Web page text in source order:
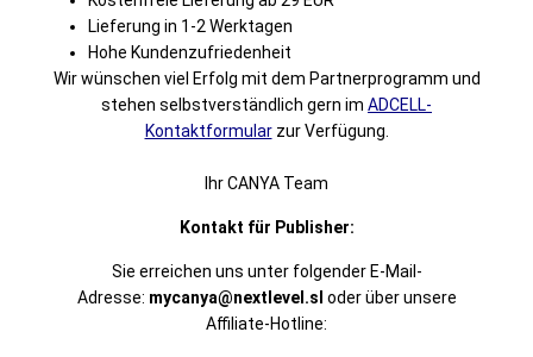
Lieferung in 1-2 Werktagen
Hohe Kundenzufriedenheit
Wir wünschen viel Erfolg mit dem Partnerprogramm und
stehen selbstverständlich gern im ADCELL-
Kontaktformularzur Verfügung.
Ihr CANYA Team
Kontakt für Publisher:
Sie erreichen uns unter folgender E-Mail-
Adresse: mycanya@nextlevel.sl oder über unsere
Affiliate-Hotline: